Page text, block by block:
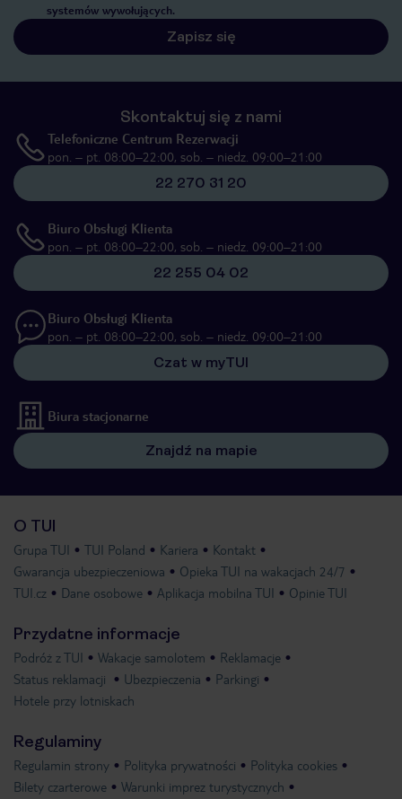
systemów wywołujących.
Zapisz się
Skontaktuj się z nami
Telefoniczne Centrum Rezerwacji
pon. – pt. 08:00–22:00, sob. – niedz. 09:00–21:00
22 270 31 20
Biuro Obsługi Klienta
pon. – pt. 08:00–22:00, sob. – niedz. 09:00–21:00
22 255 04 02
Biuro Obsługi Klienta
pon. – pt. 08:00–22:00, sob. – niedz. 09:00–21:00
Czat w myTUI
Biura stacjonarne
Znajdź na mapie
O TUI
Grupa TUI TUI Poland Kariera
Kontakt
Gwarancja ubezpieczeniowa
Opieka TUI na wakacjach 24/7
TUI.cz
Dane osobowe Aplikacja mobilna TUI Opinie TUI
Przydatne informacje
Podróż z TUI Wakacje samolotem
Reklamacje
Status reklamacji
Ubezpieczenia
Parkingi
Hotele przy lotniskach
Regulaminy
Regulamin strony Polityka prywatności
Polityka cookies
Bilety czarterowe
Warunki imprez turystycznych